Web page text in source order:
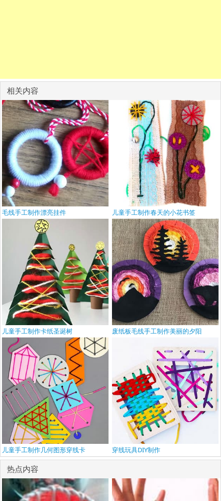
相关内容
毛线手工制作漂亮挂件 儿童手工制作春天的小花书签
儿童手工制作卡纸圣诞树 废纸板毛线手工制作美丽的夕阳
儿童手工制作几何图形穿线卡 穿线玩具DIY制作
热点内容